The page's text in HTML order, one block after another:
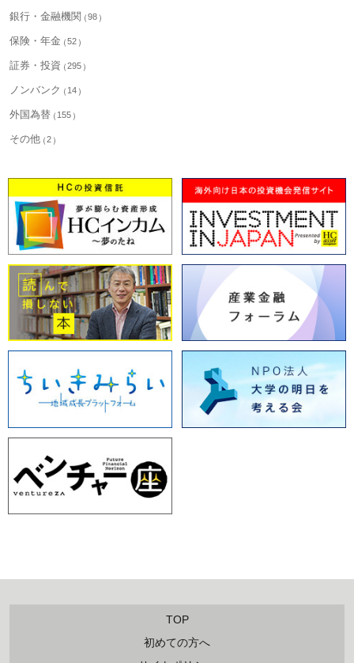
銀行・金融機関 98
保険・年金 52
証券・投資 295
ノンバンク 14
外国為替 155
その他 2
TOP
初めての方へ